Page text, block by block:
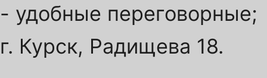
- удобные переговорные;
г. Курск, Радищева 18.